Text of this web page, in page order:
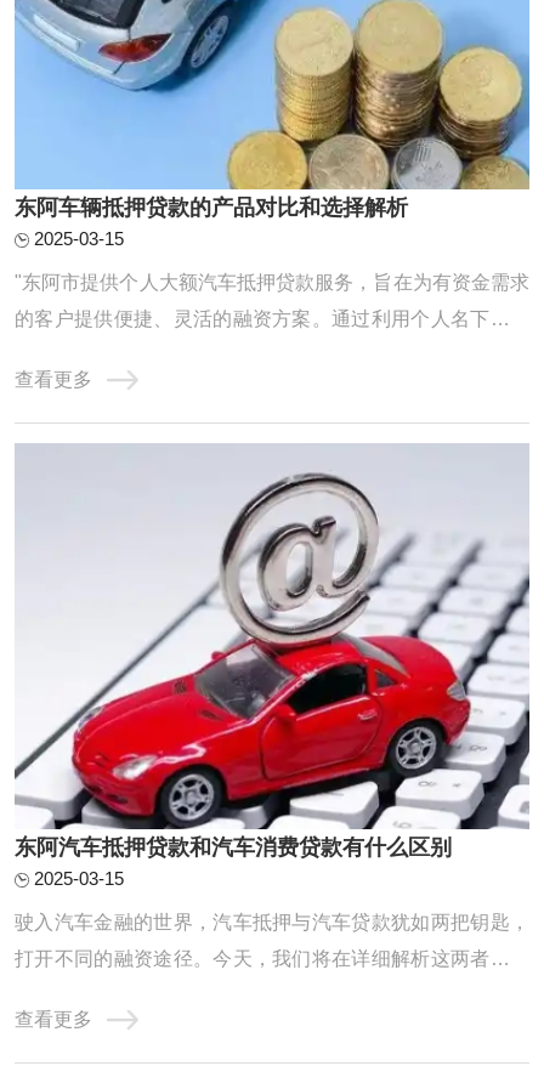
东阿车辆抵押贷款的产品对比和选择解析
2025-03-15
"东阿市提供个人大额汽车抵押贷款服务，旨在为有资金需求
的客户提供便捷、灵活的融资方案。通过利用个人名下汽车
消费、经营等多种用途。贷款流程简单，审批迅速，是解决
短期资金需求的理想选择。"东阿车辆抵押贷款怎么选?很多
查看更多
东阿汽车抵押贷款和汽车消费贷款有什么区别
2025-03-15
驶入汽车金融的世界，汽车抵押与汽车贷款犹如两把钥匙，
打开不同的融资途径。今天，我们将在详细解析这两者的异
的临时避风港，它让车主保留车辆所有权，但作为贷款担
保。当资金需求燃眉之急，车主可以用车辆作抵押申请贷
查看更多